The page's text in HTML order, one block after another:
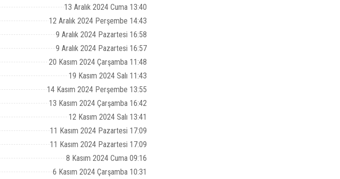
13 Aralık 2024 Cuma 13:40
12 Aralık 2024 Perşembe 14:43
9 Aralık 2024 Pazartesi 16:58
9 Aralık 2024 Pazartesi 16:57
20 Kasım 2024 Çarşamba 11:48
19 Kasım 2024 Salı 11:43
14 Kasım 2024 Perşembe 13:55
13 Kasım 2024 Çarşamba 16:42
12 Kasım 2024 Salı 13:41
11 Kasım 2024 Pazartesi 17:09
11 Kasım 2024 Pazartesi 17:09
8 Kasım 2024 Cuma 09:16
6 Kasım 2024 Çarşamba 10:31